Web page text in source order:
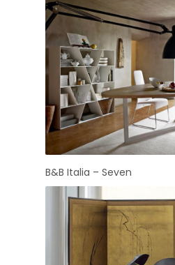
B&B Italia – Seven